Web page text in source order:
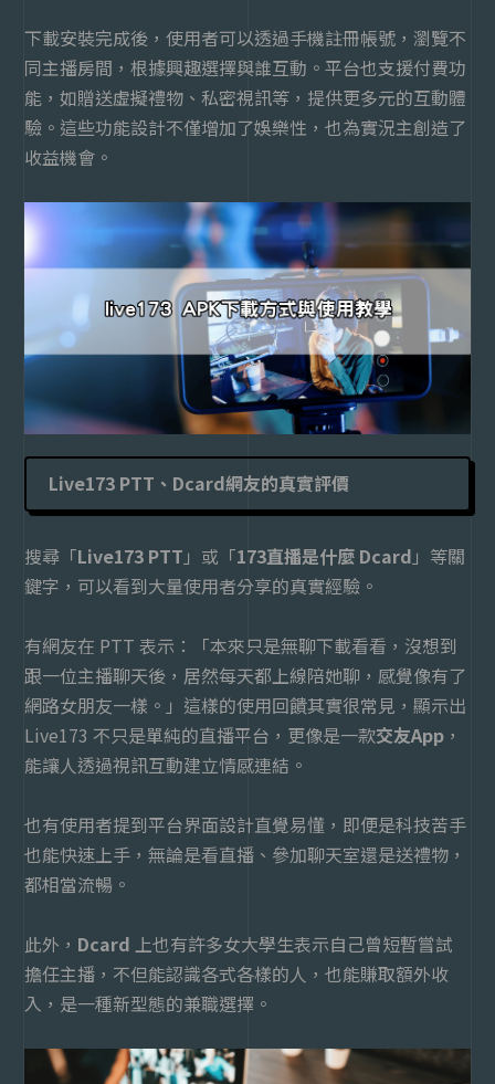
下載安裝完成後，使用者可以透過手機註冊帳號，瀏覽不
同主播房間，根據興趣選擇與誰互動。平台也支援付費功
能，如贈送虛擬禮物、私密視訊等，提供更多元的互動體
驗。這些功能設計不僅增加了娛樂性，也為實況主創造了
收益機會。
Live173 PTT、Dcard網友的真實評價
搜尋「Live173 PTT 」或「173直播是什麼 Dcard 」等關
鍵字，可以看到大量使用者分享的真實經驗。
有網友在 PTT 表示：「本來只是無聊下載看看，沒想到
跟一位主播聊天後，居然每天都上線陪她聊，感覺像有了
網路女朋友一樣。」這樣的使用回饋其實很常見，顯示出
Live173 不只是單純的直播平台，更像是一款交友App ，
能讓人透過視訊互動建立情感連結。
也有使用者提到平台界面設計直覺易懂，即便是科技苦手
也能快速上手，無論是看直播、參加聊天室還是送禮物，
都相當流暢。
此外， Dcard 上也有許多女大學生表示自己曾短暫嘗試
擔任主播，不但能認識各式各樣的人，也能賺取額外收
入，是一種新型態的兼職選擇。